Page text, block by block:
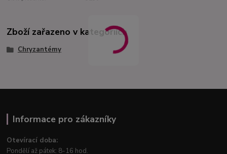
Zboží zařazeno v kategoriích
Chryzantémy
Informace pro zákazníky
Otevírací doba:
Pondělí až pátek: 8-16 hod.